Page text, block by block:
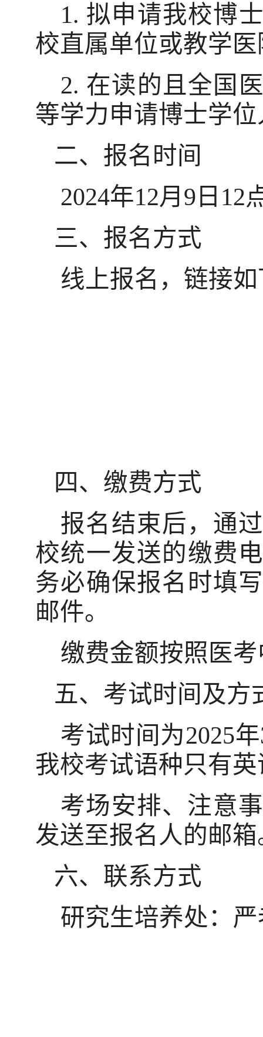
1. 拟申请我校博
校直属单位或教学
2. 在读的且全国
等学力申请博士学
二、报名时间
2024年12月 9 日 12
三、报名方式
线上报名，链接
四、缴费方式
报名结束后，通
校统一发送的缴费
务必确保报名时填
邮件。
缴费金额按照医
五、考试时间及方
考试时间为2025年
我校考试语种只有
考场安排、注意
发送至报名人的邮箱
六、联系方式
研究生培养处：